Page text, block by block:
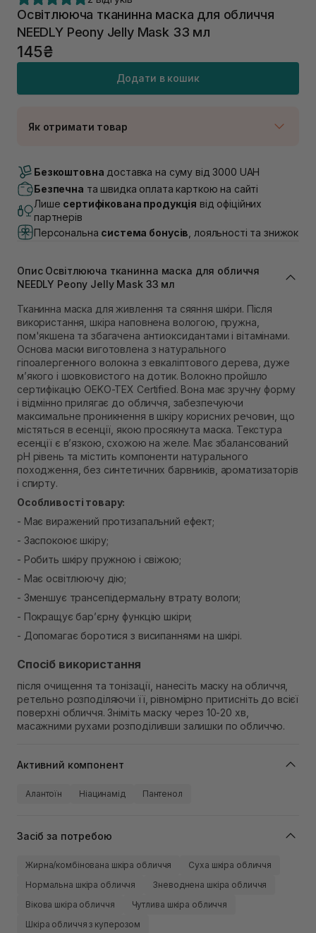
Освітлююча тканинна маска для обличчя
NEEDLY Peony Jelly Mask 33 мл
145₴
Додати в кошик
Як отримати товар
В наявності
Самовивіз м. Луцьк, вул. Винниченка 4
Немає в наявності!
Самовивіз м. Львів, вул. Академіка Підстригача, 1В
(Duck’s Lake)
Немає в наявності!
Немає в наявності!
Самовивіз м. Львів, вул. Степана Бандери 45
В наявності
Самовивіз м. Рівне, вул. 16-го Липня, 15
Немає в наявності!
Самовивіз м. Рівне, вул. Кулика і Гудачека 23 (ТЦ
Екватор)
Немає в наявності!
Безкоштовна доставка на суму від 3000 UAH
Безпечна та швидка оплата карткою на сайті
Лише сертифікована продукція від офіційних
партнерів
Персональна система бонусів , лояльності та знижок
Опис Освітлююча тканинна маска для обличчя
NEEDLY Peony Jelly Mask 33 мл
Тканинна маска для живлення та сяяння шкіри. Після
використання, шкіра наповнена вологою, пружна,
пом'якшена та збагачена антиоксидантами і вітамінами.
Основа маски виготовлена ​​з натурального
гіпоалергенного волокна з евкаліптового дерева, дуже
м’якого і шовковистого на дотик. Волокно пройшло
сертифікацію OEKO-TEX Certified. Вона має зручну форму
і відмінно прилягає до обличчя, забезпечуючи
максимальне проникнення в шкіру корисних речовин, що
містяться в есенції, якою просякнута маска. Текстура
есенції є в’язкою, схожою на желе. Має збалансований
рН рівень та містить компоненти натурального
походження, без синтетичних барвників, ароматизаторів
і спирту.
Особливості товару:
- Має виражений протизапальний ефект;
- Заспокоює шкіру;
- Робить шкіру пружною і свіжою;
- Має освітлюючу дію;
- Зменшує трансепідермальну втрату вологи;
- Покращує бар’єрну функцію шкіри;
- Допомагає боротися з висипаннями на шкірі.
Спосіб використання
після очищення та тонізації, нанесіть маску на обличчя,
ретельно розподіляючи її, рівномірно притисніть до всієї
поверхні обличчя. Зніміть маску через 10-20 хв,
масажними рухами розподіливши залишки по обличчю.
Активний компонент
Алантоїн Ніацинамід Пантенол
Засіб за потребою
Жирна/комбінована шкіра обличчя
Суха шкіра обличчя
Нормальна шкіра обличчя
Зневоднена шкіра обличчя
Вікова шкіра обличчя
Чутлива шкіра обличчя
Шкіра обличчя з куперозом